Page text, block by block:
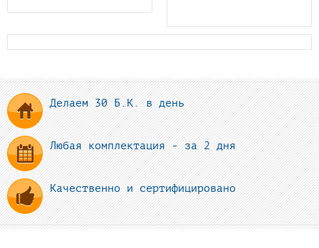
Делаем 30 Б.К. в день
Любая комплектация - за 2 дня
Качественно и сертифицировано